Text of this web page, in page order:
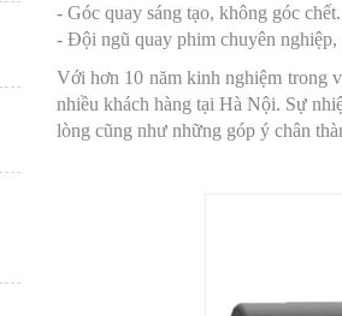
- Góc quay sáng tạo, không góc chết.
- Đội ngũ quay phim chuyên nghiệp,
Với hơn 10 năm kinh nghiệm trong
nhiều khách hàng tại Hà Nội. Sự
lòng cũng như những góp ý chân